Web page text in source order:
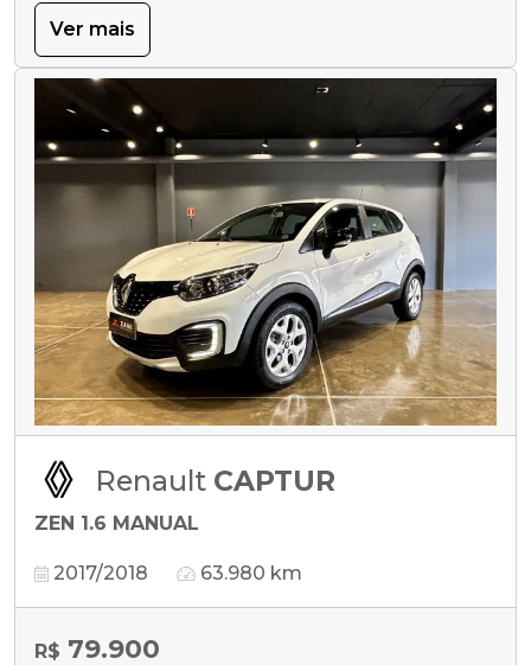
Ver mais
Renault CAPTUR
ZEN 1.6 MANUAL
2017/2018 63.980 km
R$ 79.900